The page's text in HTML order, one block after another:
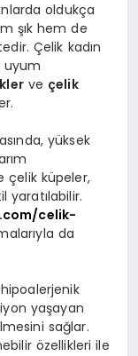
oldukça
şık hem de
Çelik kadın
uyum
ve çelik
yüksek
çelik küpeler,
yaratılabilir.
celik-
da
yaşayan
sağlar.
özellikleri ile